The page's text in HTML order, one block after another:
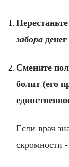
забора
Смените
болит (его
Если врач
скромности -